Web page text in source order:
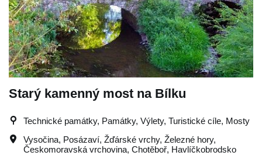
Starý kamenný most na Bílku
Technické památky, Památky, Výlety, Turistické cíle, Mosty
Vysočina, Posázaví, Žďárské vrchy, Železné hory,
Českomoravská vrchovina, Chotěboř, Havlíčkobrodsko